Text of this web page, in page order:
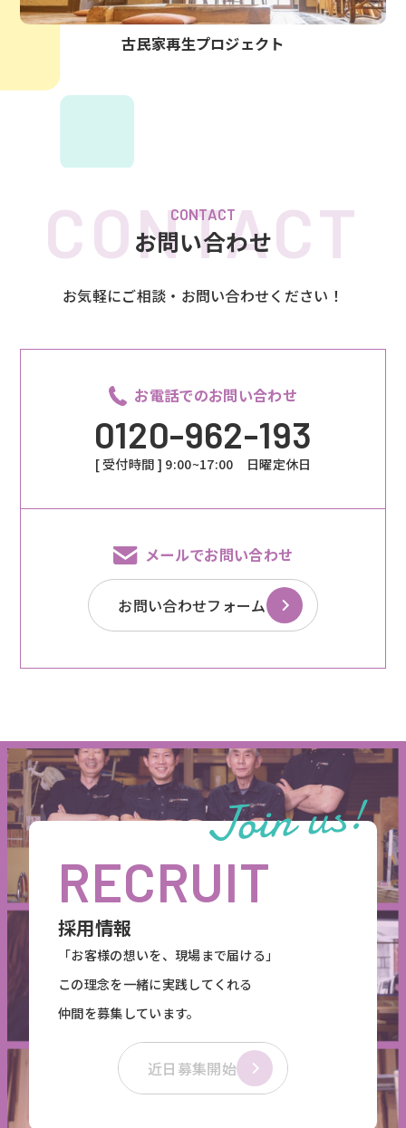
古民家再生プロジェクト
CONTACT
お問い合わせ
お気軽にご相談・お問い合わせください！
お電話でのお問い合わせ
0120-962-193
[ 受付時間 ] 9:00~17:00 日曜定休日
メールでお問い合わせ
お問い合わせフォーム
RECRUIT
採用情報
「お客様の想いを、現場まで届ける」
この理念を一緒に実践してくれる
仲間を募集しています。
近日募集開始